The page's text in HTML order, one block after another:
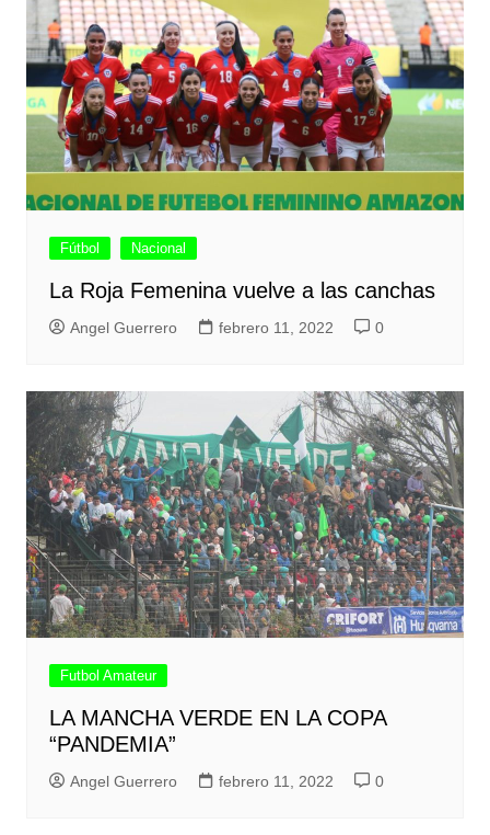
Fútbol Nacional
La Roja Femenina vuelve a las canchas
Angel Guerrero febrero 11, 2022 0
Futbol Amateur
LA MANCHA VERDE EN LA COPA
“PANDEMIA”
Angel Guerrero febrero 11, 2022 0